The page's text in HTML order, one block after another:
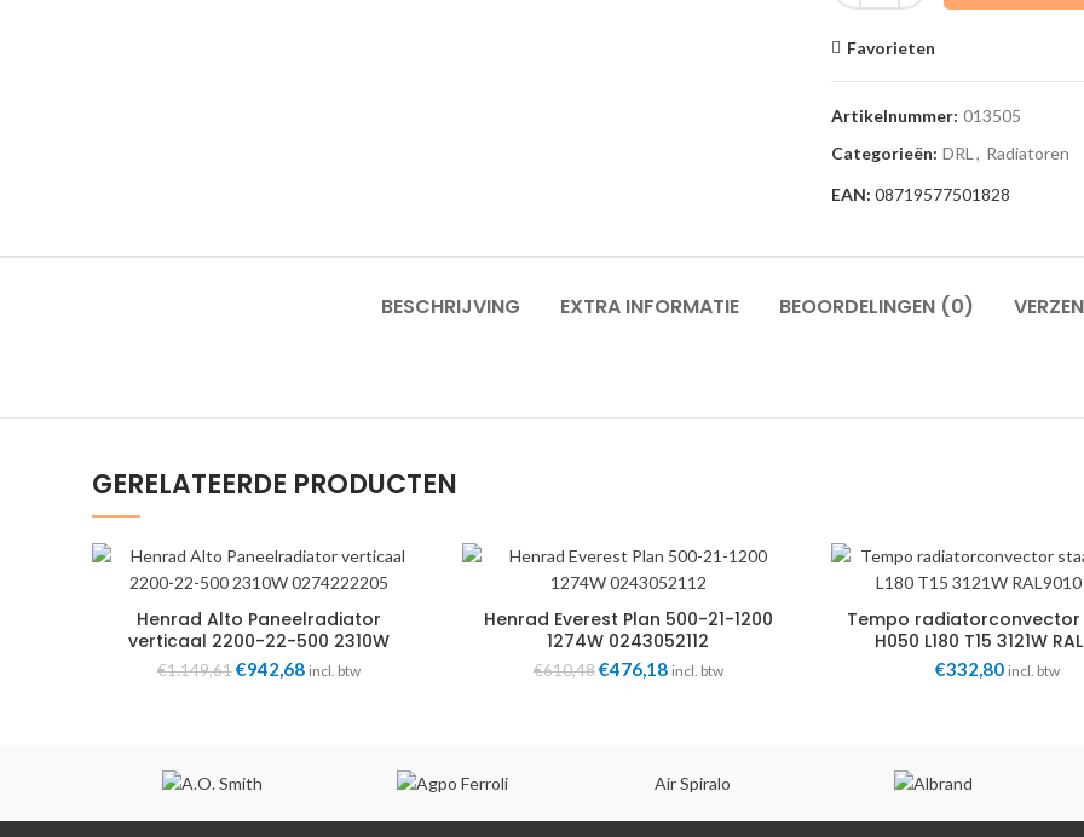
Favorieten
Artikelnummer: 013505
Categorieën: DRL , Radiatoren
EAN: 08719577501828
BESCHRIJVING EXTRA INFORMATIE BEOORDELINGEN (0)
GERELATEERDE PRODUCTEN
Henrad Alto Paneelradiator
verticaal 2200-22-500 2310W
0274222205
€1.149,61 Oorspronkelijke
€942,68Huidige
incl. btw
Henrad Everest Plan 500-21-1200
1274W 0243052112
€610,48 Oorspronkelijke
€476,18Huidige
incl. btw
Tempo
H050 L180 T15 3121W
TEMF.05018015.101/AS
€332,80 incl. btw
Air Spiralo